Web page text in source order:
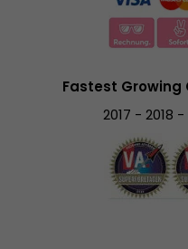
Fastest Growing
2017 - 2018